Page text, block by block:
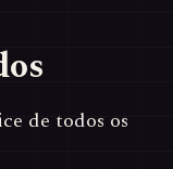
de todos os